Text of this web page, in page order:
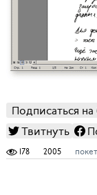
Подписаться на
Твитнуть
178 2005 покет